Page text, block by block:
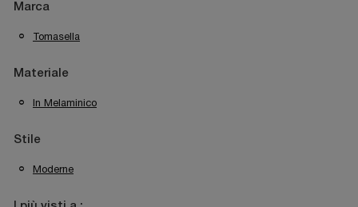
Marca
Tomasella
Materiale
In Melaminico
Stile
Moderne